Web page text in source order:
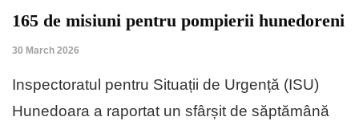
165 de misiuni pentru pompierii hunedoreni
30 March 2026
Inspectoratul pentru Situații de Urgență (ISU)
Hunedoara a raportat un sfârșit de săptămână